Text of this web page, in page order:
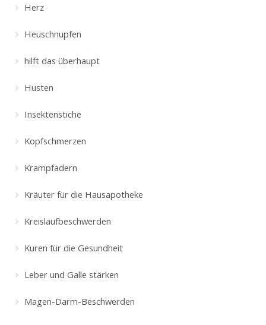
Herz
Heuschnupfen
hilft das überhaupt
Husten
Insektenstiche
Kopfschmerzen
Krampfadern
Kräuter für die Hausapotheke
Kreislaufbeschwerden
Kuren für die Gesundheit
Leber und Galle stärken
Magen-Darm-Beschwerden